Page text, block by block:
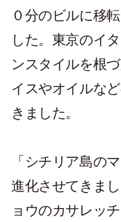
０分のビルに移
した。東京のイ
ンスタイルを根
イスやオイルな
きました。
「シチリア島の
進化させてきま
ョウのカサレッ